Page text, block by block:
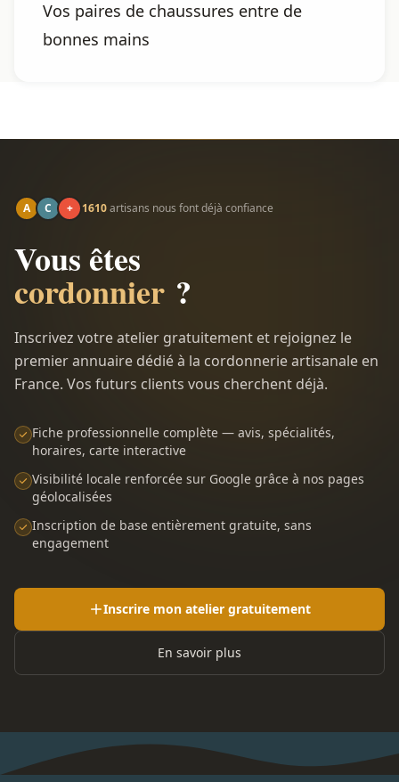
Vos paires de chaussures entre de
bonnes mains
A C + 1610artisans nous font déjà confiance
Vous êtes
cordonnier ?
Inscrivez votre atelier gratuitement et rejoignez le
premier annuaire dédié à la cordonnerie artisanale en
France. Vos futurs clients vous cherchent déjà.
Fiche professionnelle complète — avis, spécialités,
horaires, carte interactive
Visibilité locale renforcée sur Google grâce à nos pages
géolocalisées
Inscription de base entièrement gratuite, sans
engagement
Inscrire mon atelier gratuitement
En savoir plus